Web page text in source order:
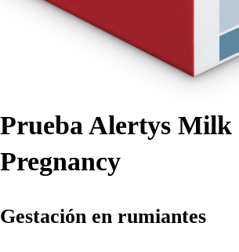
Prueba Alertys Milk
Pregnancy
Gestación en rumiantes